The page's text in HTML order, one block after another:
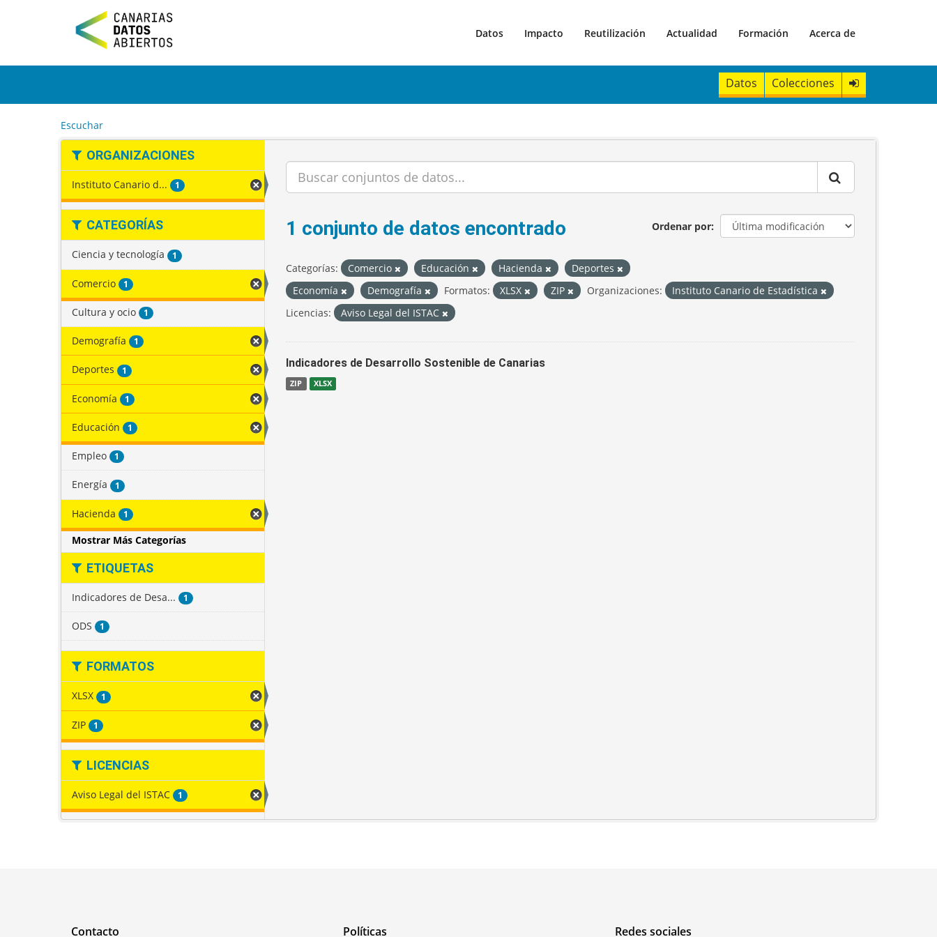
t
Datos Impacto Reutilización Actualidad Formación Acerca de
Datos Colecciones
Escuchar
ORGANIZACIONES
Instituto Canario d... 1
CATEGORÍAS
Ciencia y tecnología 1
Comercio 1
Cultura y ocio 1
Demografía 1
Deportes 1
Economía 1
Educación 1
Empleo 1
Energía 1
Hacienda 1
Mostrar Más Categorías
ETIQUETAS
Indicadores de Desa... 1
ODS 1
FORMATOS
XLSX 1
ZIP 1
LICENCIAS
Aviso Legal del ISTAC 1
Ordenar por
1 conjunto de datos encontrado
Categorías: Comercio Educación Hacienda
Deportes
Economía
Demografía Formatos: XLSX ZIP Organizaciones:
Instituto Canario de Estadística
Licencias:
Aviso Legal del ISTAC
Indicadores de Desarrollo Sostenible de Canarias
ZIP XLSX
Contacto Políticas Redes sociales